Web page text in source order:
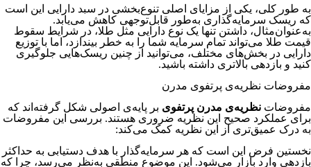
به طور کلی، یکی از مزایای اصلی تنوع‌بخشی در سبد دارایی این است
که ریسک سرمایه‌گذاری به‌طور قابل‌توجهی کاهش می‌یابد.
به‌عنوان‌مثال، داشتن تنها یک نوع دارایی مثل طلا، در شرایط سقوط
قیمت طلا می‌تواند تمام سرمایه شما را به خطر بیندازد، اما با توزیع
دارایی در بخش‌های مختلف، می‌توانید از چنین ریسک‌هایی جلوگیری
کنید و بازدهی بالاتری داشته باشید.
مفروضات نظریه‌ی پرتفوی مدرن
مفروضات نظریه‌ی مدرن پرتفوی بر پایه‌ی اصولی شکل گرفته‌اند که
برای عملکرد صحیح این نظریه ضروری هستند. بررسی این مفروضات
به درک عمیق‌تری از این نظریه کمک می‌کند:
نخستین فرض این است که هر سرمایه‌گذار با هدف دستیابی به حداکثر
بازدهی وارد بازار می‌شود. این موضوع منطقی به‌نظر می‌رسد، چرا که